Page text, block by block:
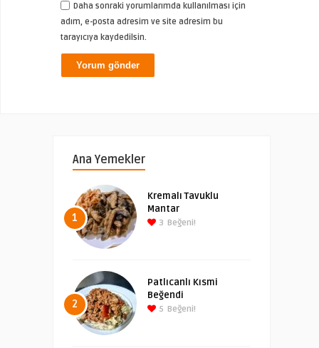
Daha sonraki yorumlarımda kullanılması için
adım, e-posta adresim ve site adresim bu
tarayıcıya kaydedilsin.
Ana Yemekler
1
Kremalı Tavuklu
Mantar
3 Beğeni!
2
Patlıcanlı Kısmi
Beğendi
5 Beğeni!